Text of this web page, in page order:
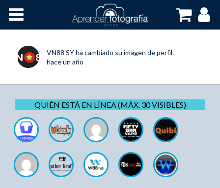
Cursos OnLine
VN88 SYha cambiado su imagen de perfil.
hace un año
QUIÉN ESTÁ EN LÍNEA (MÁX. 30 VISIBLES)